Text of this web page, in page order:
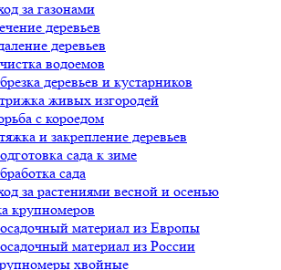
за газонами
деревьев
деревьев
водоемов
деревьев и кустарников
живых изгородей
с короедом
и закрепление деревьев
сада к зиме
сада
за растениями весной и осенью
крупномеров
материал из Европы
материал из России
хвойные